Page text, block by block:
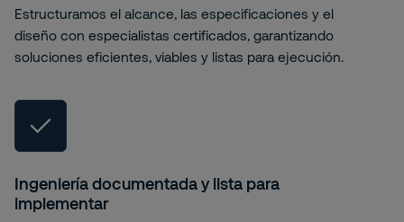
Estructuramos el alcance, las especificaciones y el
diseño con especialistas certificados, garantizando
soluciones eficientes, viables y listas para ejecución.
Ingeniería documentada y lista para
implementar